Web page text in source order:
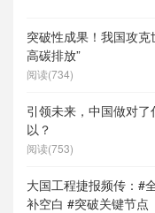
突破性成果！我国攻
高碳排放”
阅读(734)
引领未来，中国做对
以？
阅读(753)
大国工程捷报频传：#
补空白 #突破关键节点